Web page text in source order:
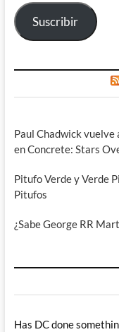
electrónico
Suscribir
Paul Chadwick vuelve
en Concrete: Stars
Pitufo Verde y Verde
Pitufos
¿Sabe George RR
Has DC done